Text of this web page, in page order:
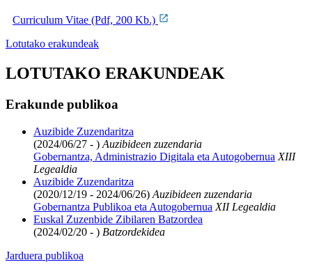
Curriculum Vitae (Pdf, 200 Kb.)
Lotutako erakundeak
LOTUTAKO ERAKUNDEAK
Erakunde publikoa
Auzibide Zuzendaritza
(2024/06/27 - ) Auzibideen zuzendaria
Gobernantza, Administrazio Digitala eta Autogobernua XIII
Legealdia
Auzibide Zuzendaritza
(2020/12/19 - 2024/06/26) Auzibideen zuzendaria
Gobernantza Publikoa eta Autogobernua XII Legealdia
Euskal Zuzenbide Zibilaren Batzordea
(2024/02/20 - ) Batzordekidea
Jarduera publikoa